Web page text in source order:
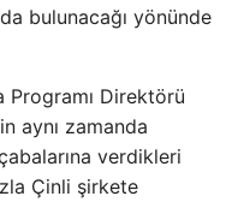
bulunacağı yönünde
Programı Direktörü
aynı zamanda
verdikleri
Çinli şirkete